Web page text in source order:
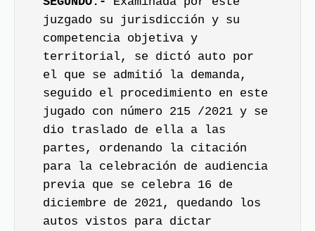
juzgado su jurisdicción y su
competencia objetiva y
territorial, se dictó auto por
el que se admitió la demanda,
seguido el procedimiento en este
jugado con número 215 /2021 y se
dio traslado de ella a las
partes, ordenando la citación
para la celebración de audiencia
previa que se celebra 16 de
diciembre de 2021, quedando los
autos vistos para dictar